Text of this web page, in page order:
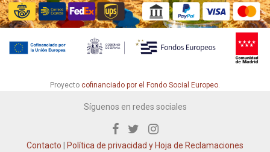
Proyecto cofinanciado por el Fondo Social Europeo
Síguenos en redes sociales
Contacto Política de privacidad y Hoja de Reclamaciones